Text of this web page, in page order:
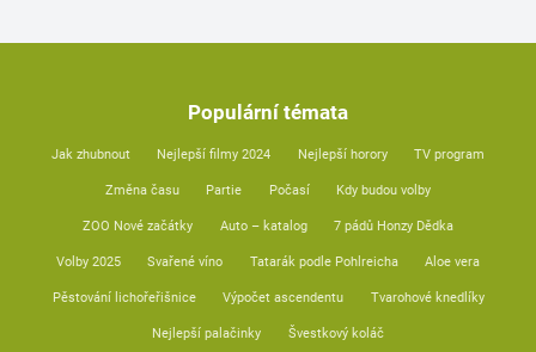
Populární témata
Jak zhubnout Nejlepší filmy 2024 Nejlepší horory TV program
Změna času Partie Počasí Kdy budou volby
ZOO Nové začátky Auto – katalog 7 pádů Honzy Dědka
Volby 2025 Svařené víno Tatarák podle Pohlreicha Aloe vera
Pěstování lichořeřišnice Výpočet ascendentu Tvarohové knedlíky
Nejlepší palačinky Švestkový koláč